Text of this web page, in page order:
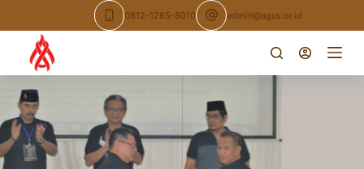
0812-1265-8010 admin@agus.or.id